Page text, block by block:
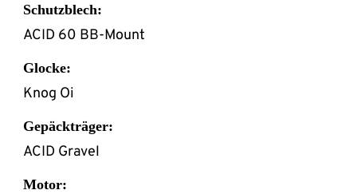
Schutzblech:
ACID 60 BB-Mount
Glocke:
Knog Oi
Gepäckträger:
ACID Gravel
Motor: